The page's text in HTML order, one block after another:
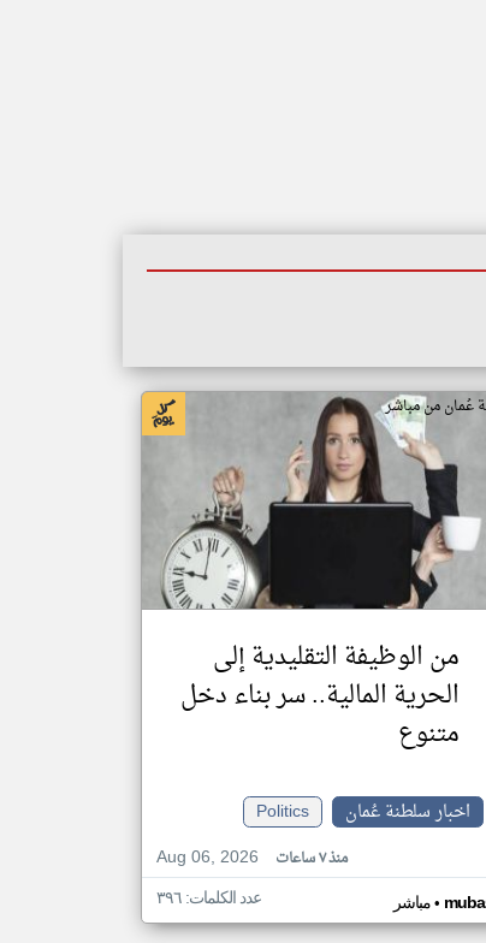
عُمان من مباشر
من الوظيفة التقليدية إلى
الحرية المالية.. سر بناء دخل
متنوع
اخبار سلطنة عُمان
Politics
Aug 06, 2026
منذ ٧ ساعات
مباشر• عدد الكلمات: ٣٩٦